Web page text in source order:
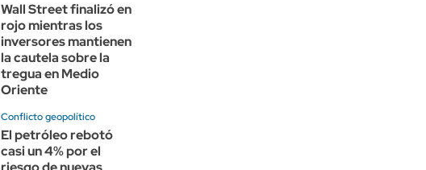
Wall Street finalizó en
rojo mientras los
inversores mantienen
la cautela sobre la
tregua en Medio
Oriente
Conflicto geopolítico
El petróleo rebotó
casi un 4% por el